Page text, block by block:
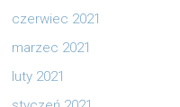
czerwiec 2021
marzec 2021
luty 2021